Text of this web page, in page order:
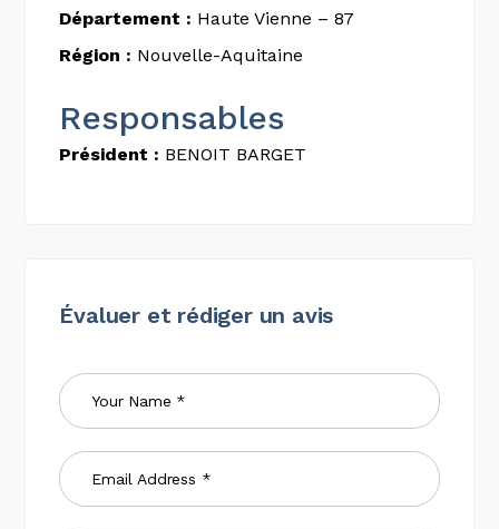
Département : Haute Vienne – 87
Région : Nouvelle-Aquitaine
Responsables
Président : BENOIT BARGET
Évaluer et rédiger un avis